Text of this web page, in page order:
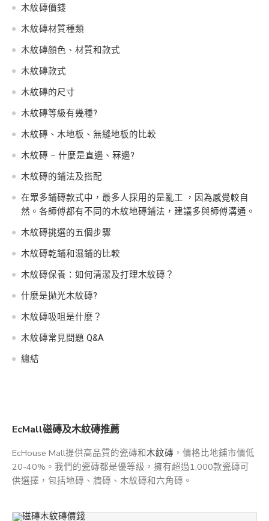
木紋磚價錢
木紋磚材質種類
木紋磚顏色、材質和款式
木紋磚款式
木紋磚的尺寸
木紋磚等級有幾種?
木紋磚、木地板、無縫地板的比較
木紋磚 – 什麼是直邊、冧邊?
木紋磚的鋪法及搭配
在眾多鋪磚款式中，最多人採用的是亂工 ，因為感覺較自
然。各師傅都有不同的木紋地磚鋪法，建議多與師傅溝通。
木紋磚挑選的五個步驟
木紋磚乾鋪和濕鋪的比較
木紋磚保養：如何清潔及打理木紋磚？
什麼是拋光木紋磚?
木紋磚吸咀是什麼？
木紋磚常見問題 Q&A
總結
EcMall磁磚及木紋磚推薦
EcHouse Mall提供高品質的瓷磚和木紋磚 ，價格比地鋪市價低
20-40%。我們的瓷磚都是優等級，擁有超過1,000款瓷磚可
供選擇，包括地磚、牆磚、木紋磚和六角磚。